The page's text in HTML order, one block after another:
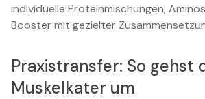
individuelle Proteinmischungen,
Booster mit gezielter
Praxistransfer: So gehst
Muskelkater um